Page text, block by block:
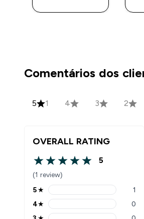
Comentários dos
5 1 4 3 2
OVERALL RATING
5 out of 5 stars
5
(1 review)
5 stars rating 1 reviews
5★ 1
4 stars rating 0 reviews
4★ 0